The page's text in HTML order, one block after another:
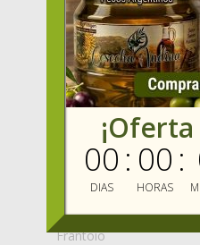
Arauco
Arbequina
Arbosana
Blend
Changlot
Coratina
Cosecha Temprana
Empeltre
Farga
Frantoio
00
DIAS
: 00
HORAS
: